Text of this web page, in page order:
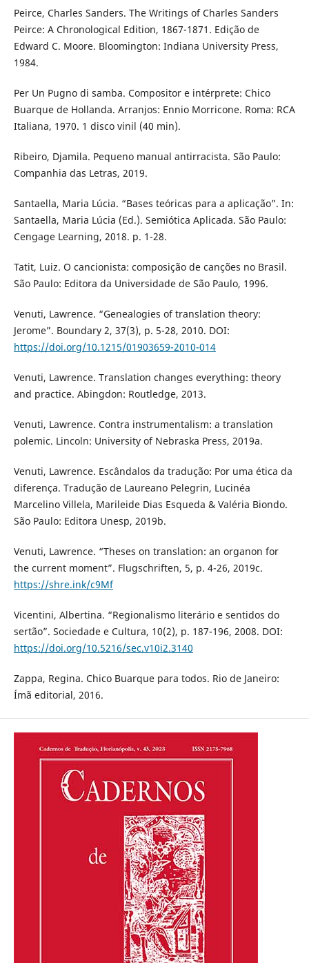
Peirce, Charles Sanders. The Writings of Charles Sanders
Peirce: A Chronological Edition, 1867-1871. Edição de
Edward C. Moore. Bloomington: Indiana University Press,
1984.
Per Un Pugno di samba. Compositor e intérprete: Chico
Buarque de Hollanda. Arranjos: Ennio Morricone. Roma: RCA
Italiana, 1970. 1 disco vinil (40 min).
Ribeiro, Djamila. Pequeno manual antirracista. São Paulo:
Companhia das Letras, 2019.
Santaella, Maria Lúcia. “Bases teóricas para a aplicação”. In:
Santaella, Maria Lúcia (Ed.). Semiótica Aplicada. São Paulo:
Cengage Learning, 2018. p. 1-28.
Tatit, Luiz. O cancionista: composição de canções no Brasil.
São Paulo: Editora da Universidade de São Paulo, 1996.
Venuti, Lawrence. “Genealogies of translation theory:
Jerome”. Boundary 2, 37(3), p. 5-28, 2010. DOI:
https://doi.org/10.1215/01903659-2010-014
Venuti, Lawrence. Translation changes everything: theory
and practice. Abingdon: Routledge, 2013.
Venuti, Lawrence. Contra instrumentalism: a translation
polemic. Lincoln: University of Nebraska Press, 2019a.
Venuti, Lawrence. Escândalos da tradução: Por uma ética da
diferença. Tradução de Laureano Pelegrin, Lucinéa
Marcelino Villela, Marileide Dias Esqueda & Valéria Biondo.
São Paulo: Editora Unesp, 2019b.
Venuti, Lawrence. “Theses on translation: an organon for
the current moment”. Flugschriften, 5, p. 4-26, 2019c.
https://shre.ink/c9Mf
Vicentini, Albertina. “Regionalismo literário e sentidos do
sertão”. Sociedade e Cultura, 10(2), p. 187-196, 2008. DOI:
https://doi.org/10.5216/sec.v10i2.3140
Zappa, Regina. Chico Buarque para todos. Rio de Janeiro:
Ímã editorial, 2016.